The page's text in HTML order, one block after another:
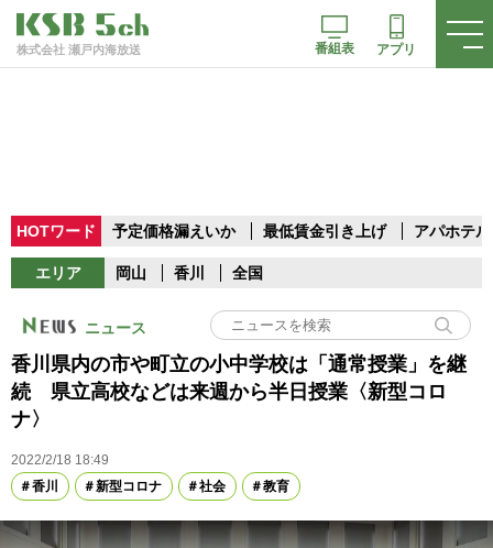
株式会社 瀬戸内海放送 番組表 アプリ
HOTワード 予定価格漏えいか 最低賃金引き上げ アパホテル
エリア 岡山 香川 全国
ニュース
香川県内の市や町立の小中学校は「通常授業」を継
続 県立高校などは来週から半日授業〈新型コロ
ナ〉
2022/2/18 18:49
香川
新型コロナ 社会 教育